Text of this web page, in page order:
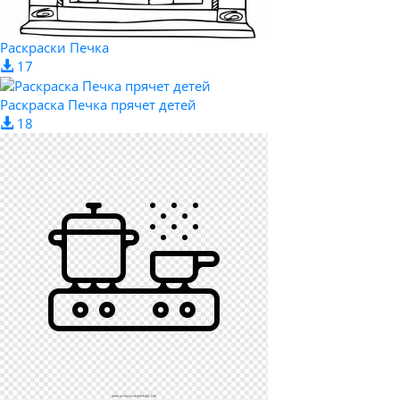
Раскраски Печка
17
Раскраска Печка прячет детей
18